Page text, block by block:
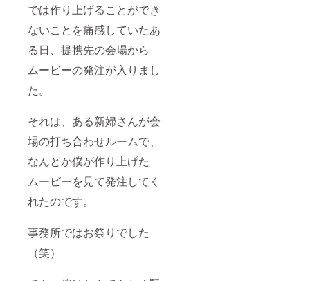
では作り上げることができ
ないことを痛感していたあ
る日、提携先の会場から
ムービーの発注が入りまし
た。
それは、ある新婦さんが会
場の打ち合わせルームで、
なんとか僕が作り上げた
ムービーを見て発注してく
れたのです。
事務所ではお祭りでした
（笑）